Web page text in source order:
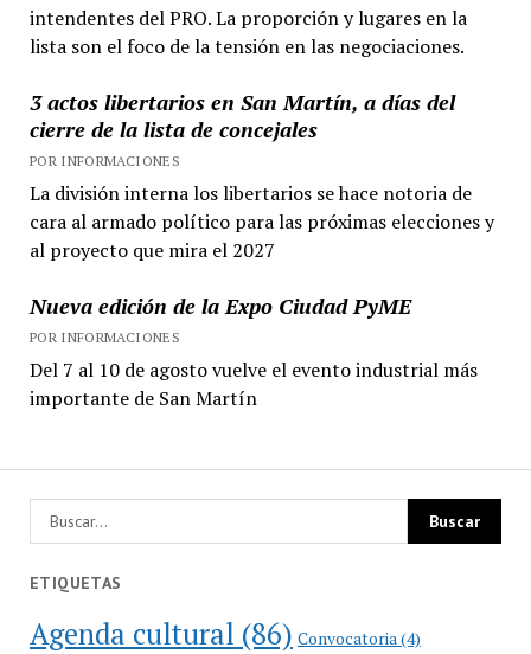
intendentes del PRO. La proporción y lugares en la
lista son el foco de la tensión en las negociaciones.
3 actos libertarios en San Martín, a días del
cierre de la lista de concejales
POR INFORMACIONES
La división interna los libertarios se hace notoria de
cara al armado político para las próximas elecciones y
al proyecto que mira el 2027
Nueva edición de la Expo Ciudad PyME
POR INFORMACIONES
Del 7 al 10 de agosto vuelve el evento industrial más
importante de San Martín
ETIQUETAS
Agenda cultural (86) Convocatoria (4)